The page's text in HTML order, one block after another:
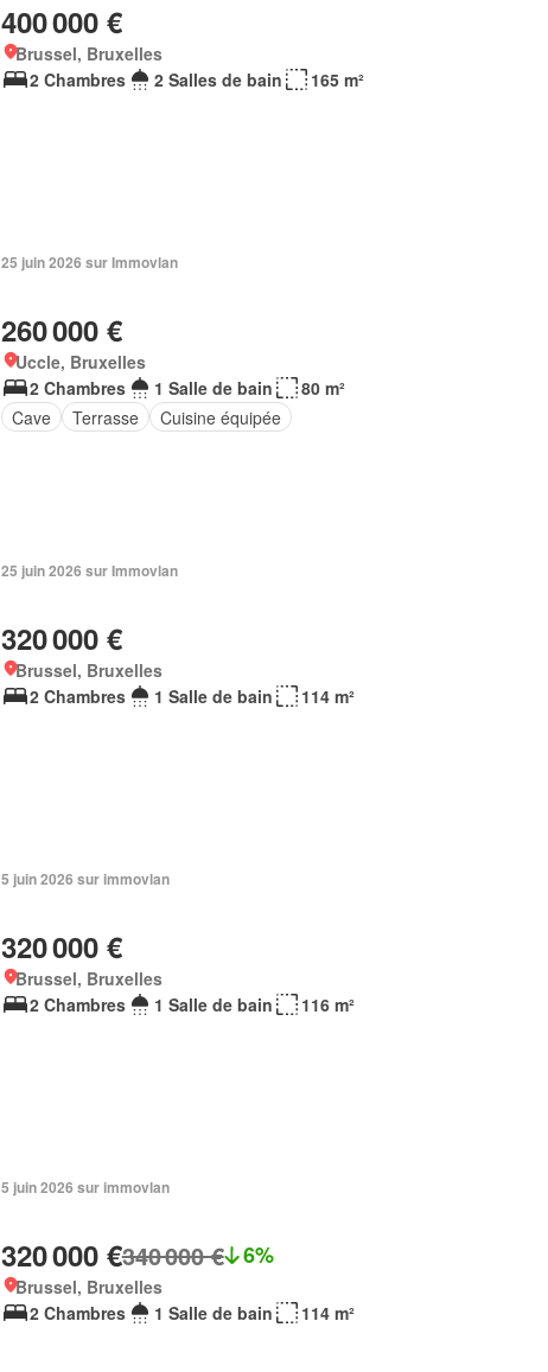
400 000 €
Brussel, Bruxelles
2 Chambres
2 Salles de bain 165 m²
25 juin 2026 sur Immovlan
260 000 €
Uccle, Bruxelles
2 Chambres
1 Salle de bain
80 m²
Cave
Terrasse Cuisine équipée
25 juin 2026 sur Immovlan
320 000 €
Brussel, Bruxelles
2 Chambres
1 Salle de bain 114 m²
5 juin 2026 sur immovlan
320 000 €
Brussel, Bruxelles
2 Chambres
1 Salle de bain 116 m²
5 juin 2026 sur immovlan
320 000 €340 000 € 6%
Brussel, Bruxelles
2 Chambres
1 Salle de bain 114 m²